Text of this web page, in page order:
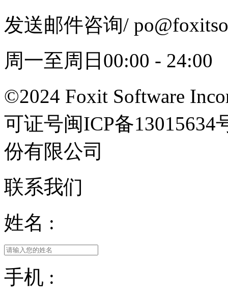
发送邮件咨询/
周一至周日00:00 - 24:00
©2024 Foxit Software
可证号闽ICP备
份有限公司
联系我们
姓名 :
手机 :